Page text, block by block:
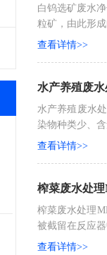
白钨选矿废水
粒矿，由此形
查看详情>>
水产养殖废
水产养殖废水
染物种类少、
查看详情>>
榨菜废水处
榨菜废水处理
被截留在反应
查看详情>>